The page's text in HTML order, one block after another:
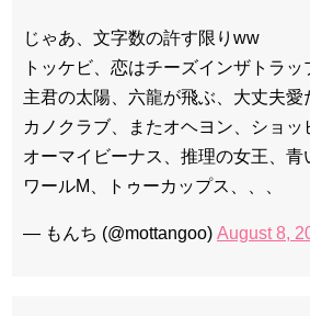
じゃあ、文字数の許す限りww
トッケビ、恋はチーズインザトラッ
主君の太陽、六龍が飛ぶ、大丈夫愛
カノクラブ、またオヘヨン、ショッ
オーマイビーナス、推理の女王、青
ワールM、トゥーカップス、、、
— もんち (@mottangoo) August 8,